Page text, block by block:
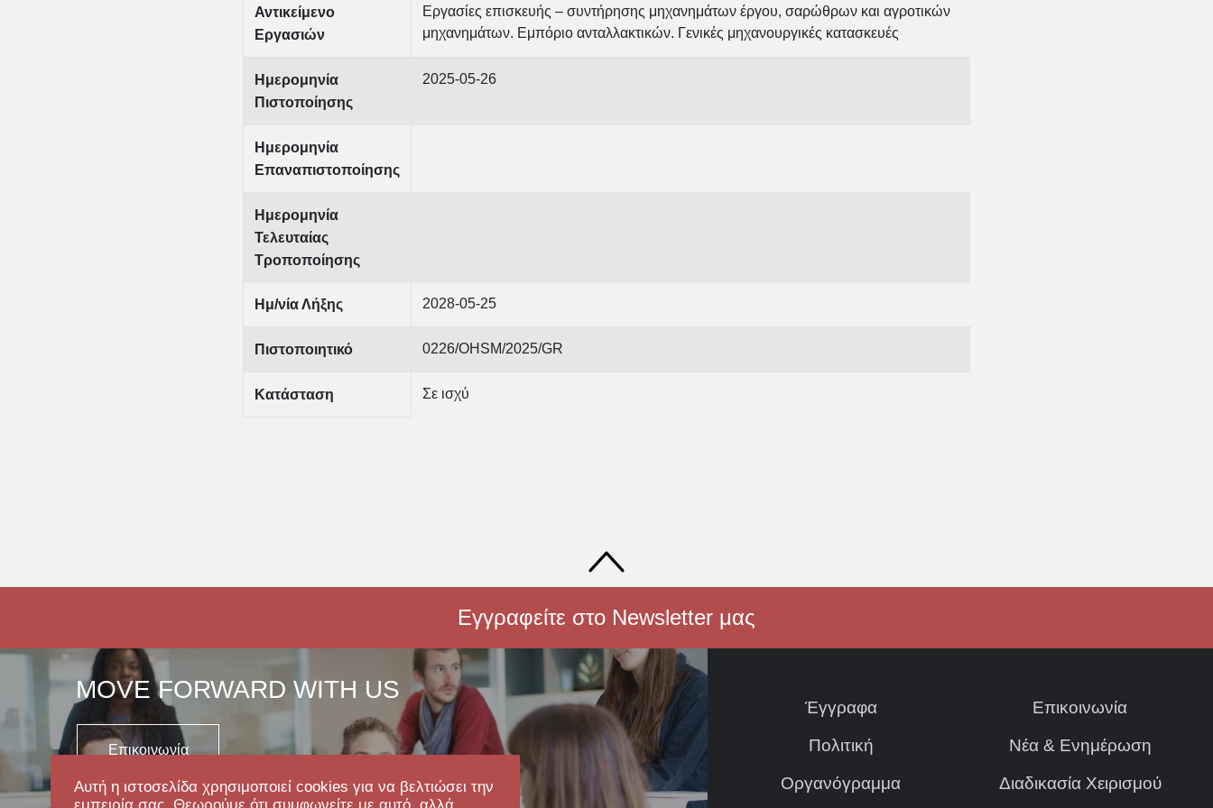
Αυτή η ιστοσελίδα χρησιμοποιεί cookies για να βελτιώσει την
Αντικείμενο
Εργασιών
Εργασίες επισκευής – συντήρησης μηχανημάτων έργου, σαρώθρων και αγροτικών
μηχανημάτων. Εμπόριο ανταλλακτικών. Γενικές μηχανουργικές κατασκευές
Ημερομηνία
Πιστοποίησης
2025-05-26
Ημερομηνία
Επαναπιστοποίησης
Ημερομηνία
Τελευταίας
Τροποποίησης
Ημ/νία Λήξης 2028-05-25
Πιστοποιητικό 0226/OHSM/2025/GR
Κατάσταση Σε ισχύ
Εγγραφείτε στο Newsletter μας
MOVE FORWARD WITH US
Επικοινωνία
Έγγραφα
Πολιτική
Οργανόγραμμα
Επικοινωνία
Νέα & Ενημέρωση
Διαδικασία Χειρισμού